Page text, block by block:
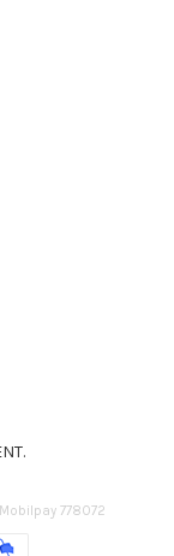
778072